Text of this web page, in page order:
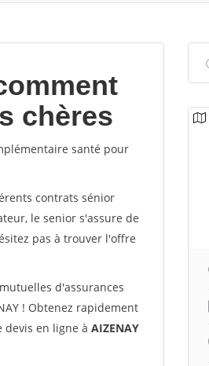
chères
santé pour
contrats sénior
le senior s'assure de
pas à trouver l'offre
d'assurances
! Obtenez rapidement
devis en ligne à AIZENAY